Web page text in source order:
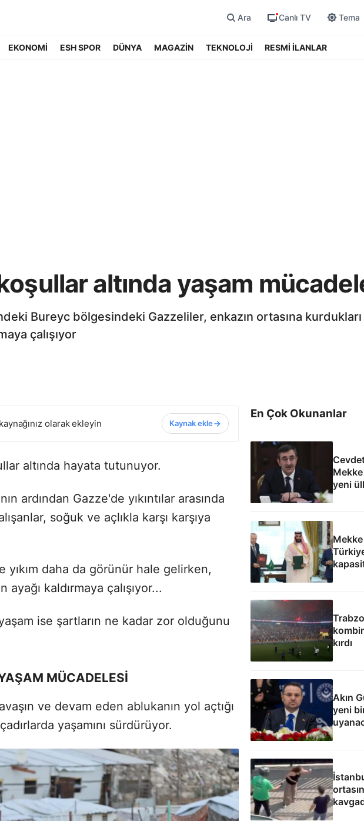
Ara Canlı TV Tema
EKONOMİ ESH SPOR DÜNYA MAGAZİN TEKNOLOJİ RESMİ İLANLAR
altında yaşam
Bureyc bölgesindeki Gazzeliler, enkazın ortasına
çalışıyor
olarak ekleyin Kaynak ekle
altında hayata tutunuyor.
ardından Gazze'de yıkıntılar arasında
soğuk ve açlıkla karşı karşıya
daha da görünür hale gelirken,
kaldırmaya çalışıyor...
ise şartların ne kadar zor olduğunu
MÜCADELESİ
ve devam eden ablukanın yol açtığı
yaşamını sürdürüyor.
En Çok Okunanlar
yeni
Mekke
kırdı
Akın
yeni
çeken